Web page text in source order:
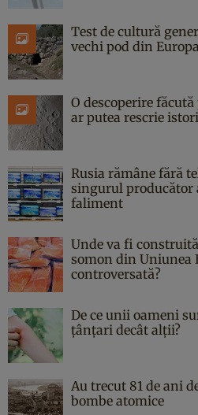
Test de cultură
vechi pod din
O descoperire
ar putea rescrie
Rusia rămâne fără
singurul
faliment
Unde va fi
somon din Uniunea
controversată?
De ce unii oameni
țânțari decât alții?
Au trecut 81 de ani
bombe atomice